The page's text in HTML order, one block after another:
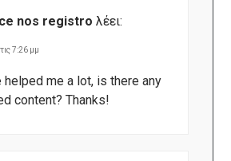
nos registro λέει:
7:26 μμ
helped me a lot, is there any
content? Thanks!